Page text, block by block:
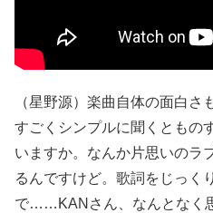
（星野源）楽曲自体の面白
すごくシンプルに聞くともの
いますか。なんか片思いのラ
るんですけど。歌詞をじっく
で……KANさん、なんとなく